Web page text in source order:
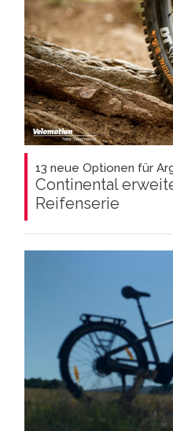
13 neue Optionen für
Continental
Reifenserie